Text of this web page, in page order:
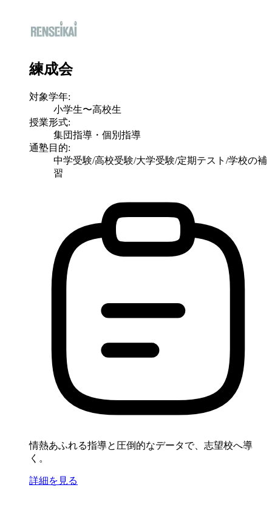
練成会
対象学年:
小学生〜高校生
授業形式:
集団指導・個別指導
通塾目的:
中学受験/高校受験/大学受験/定期テスト/学校の補
習
情熱あふれる指導と圧倒的なデータで、志望校へ導
く。
詳細を見る